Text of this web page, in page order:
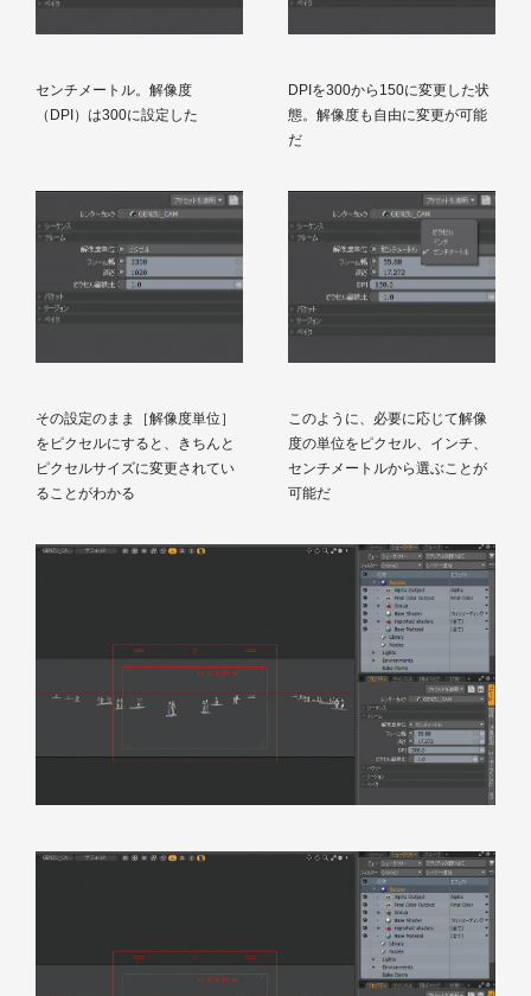
センチメートル。解像度
（DPI）は300に設定した
DPIを300から150に変更した状
態。解像度も自由に変更が可能
だ
その設定のまま［解像度単位］
をピクセルにすると、きちんと
ピクセルサイズに変更されてい
ることがわかる
このように、必要に応じて解像
度の単位をピクセル、インチ、
センチメートルから選ぶことが
可能だ